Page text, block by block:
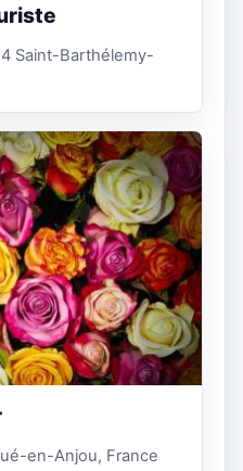
Saint-Barthélemy-
en-Anjou, France